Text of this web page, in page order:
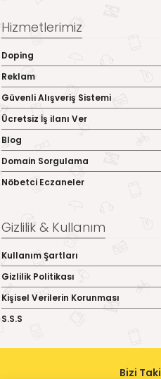
Hizmetlerimiz
Doping
Reklam
Güvenli Alışveriş Sistemi
Ücretsiz İş ilanı Ver
Blog
Domain Sorgulama
Nöbetci Eczaneler
Gizlilik & Kullanım
Kullanım Şartları
Gizlilik Politikası
Kişisel Verilerin Korunması
S.S.S
Bizi